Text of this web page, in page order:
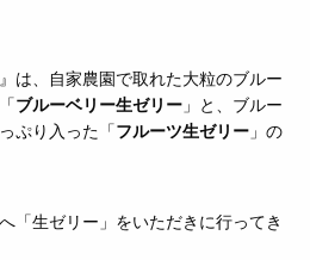
』は、自家農園で取れた大粒のブルー
ブルーベリー生ゼリー 」と、ブルー
ぷり入った「フルーツ生ゼリー 」の
「生ゼリー」をいただきに行ってき